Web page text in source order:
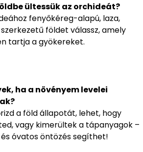
ültessük az orchideát?
fenyőkéreg-alapú, laza,
földet válassz, amely
tartja a gyökereket.
ha a növényem levelei
a föld állapotát, lehet, hogy
vagy kimerültek a tápanyagok –
óvatos öntözés segíthet!